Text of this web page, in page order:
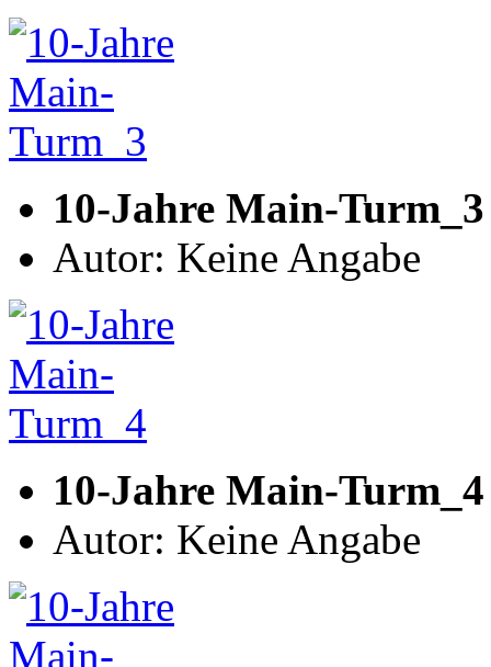
10-Jahre Main-Turm_3
Autor: Keine Angabe
10-Jahre Main-Turm_4
Autor: Keine Angabe